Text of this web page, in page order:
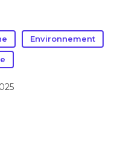
Environnement